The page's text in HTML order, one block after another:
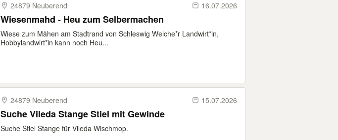
24879 Neuberend 16.07.2026
Wiesenmahd - Heu zum Selbermachen
Wiese zum Mähen am Stadtrand von Schleswig Welche*r Landwirt*in,
Hobbylandwirt*in kann noch Heu...
24879 Neuberend 15.07.2026
Suche Vileda Stange Stiel mit Gewinde
Suche Stiel Stange für Vileda Wischmop.